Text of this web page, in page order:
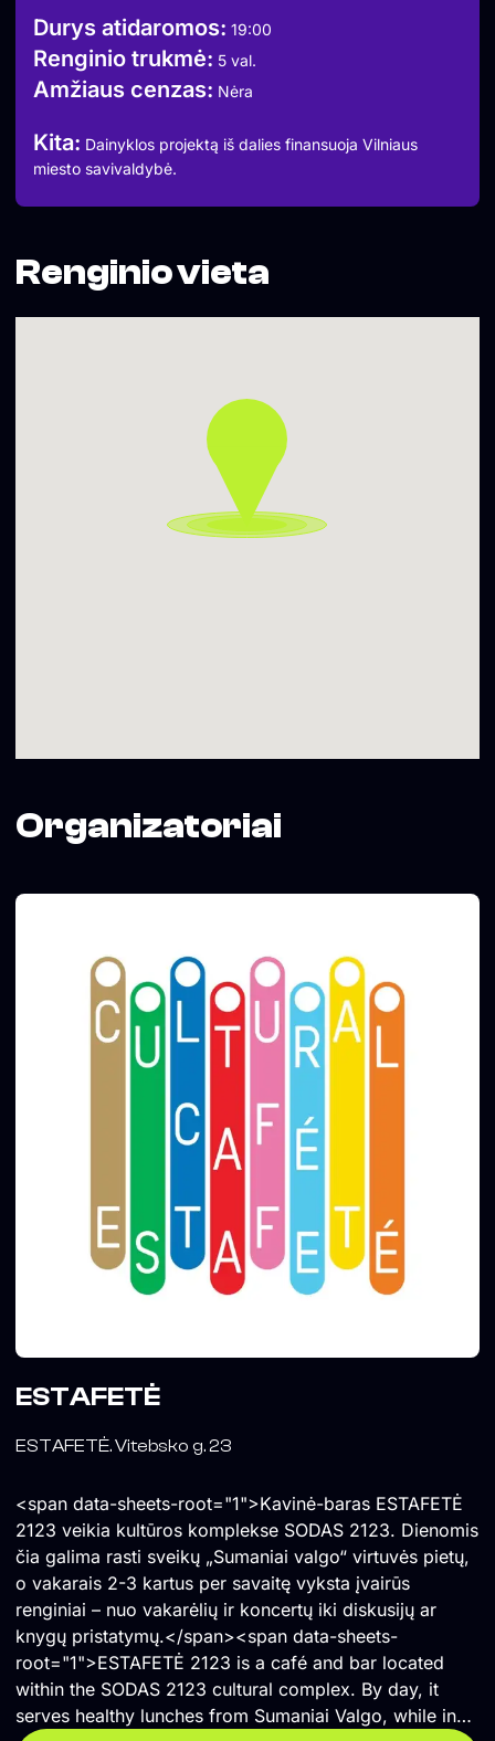
Durys atidaromos: 19:00
Renginio trukmė: 5 val.
Amžiaus cenzas: Nėra
Kita: Dainyklos projektą iš dalies finansuoja Vilniaus
miesto savivaldybė.
Renginio vieta
Organizatoriai
ESTAFETĖ
ESTAFETĖ. Vitebsko g. 23
<span data-sheets-root="1">Kavinė-baras ESTAFETĖ
2123 veikia kultūros komplekse SODAS 2123. Dienomis
čia galima rasti sveikų „Sumaniai valgo“ virtuvės pietų,
o vakarais 2-3 kartus per savaitę vyksta įvairūs
renginiai – nuo vakarėlių ir koncertų iki diskusijų ar
knygų pristatymų.</span><span data-sheets-
root="1">ESTAFETĖ 2123 is a café and bar located
within the SODAS 2123 cultural complex. By day, it
serves healthy lunches from Sumaniai Valgo, while in